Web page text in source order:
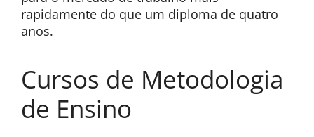
rapidamente do que um diploma de quatro
anos.
Cursos de Metodologia
de Ensino